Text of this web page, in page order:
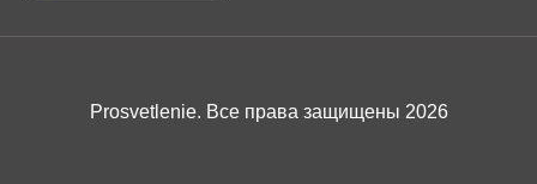
Prosvetlenie. Все права защищены 2026